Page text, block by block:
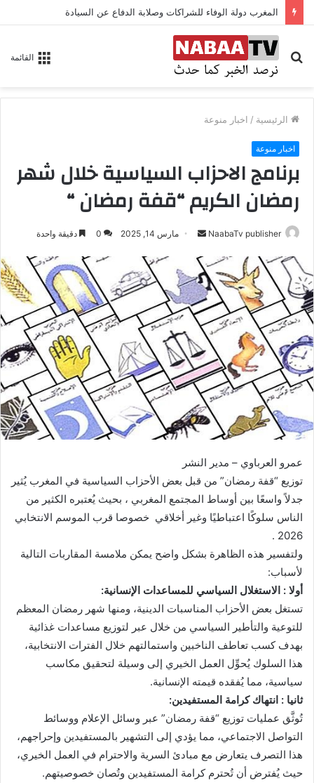
المغرب دولة الوفاء للشراكات وصلابة الدفاع عن السيادة
القائمة
بحث
عن
الرئيسية / اخبار منوعة
اخبار منوعة
برنامج الاحزاب السياسية خلال شهر
رمضان الكريم “قفة رمضان “
NaabaTv publisher
ل
ب
ر
د
ا
إ
ل
ك
ت
و
ن
ي
ا
مارس 14, 2025 0 دقيقة واحدة
عمرو العرباوي – مدير النشر
توزيع “قفة رمضان” من قبل بعض الأحزاب السياسية في المغرب يُثير
جدلاً واسعًا بين أوساط المجتمع المغربي ، بحيث يُعتبره الكثير من
الناس سلوكًا اعتباطيًا وغير أخلاقي خصوصا قرب الموسم الانتخابي
2026 .
ولتفسير هذه الظاهرة بشكل واضح يمكن ملامسة المقاربات التالية
لأسباب:
أولا : الاستغلال السياسي للمساعدات الإنسانية:
تستغل بعض الأحزاب المناسبات الدينية، ومنها شهر رمضان المعظم
للتوعية والتأطير السياسي من خلال عبر لتوزيع مساعدات غذائية
بهدف كسب تعاطف الناخبين واستمالتهم خلال الفترات الانتخابية،
هذا السلوك يُحوِّل العمل الخيري إلى وسيلة لتحقيق مكاسب
سياسية، مما يُفقده قيمته الإنسانية.
ثانيا : انتهاك كرامة المستفيدين:
تُوثَّق عمليات توزيع “قفة رمضان” عبر وسائل الإعلام ووسائط
التواصل الاجتماعي، مما يؤدي إلى التشهير بالمستفيدين وإحراجهم،
هذا التصرف يتعارض مع مبادئ السرية والاحترام في العمل الخيري،
حيث يُفترض أن تُحترم كرامة المستفيدين وتُصان خصوصيتهم.